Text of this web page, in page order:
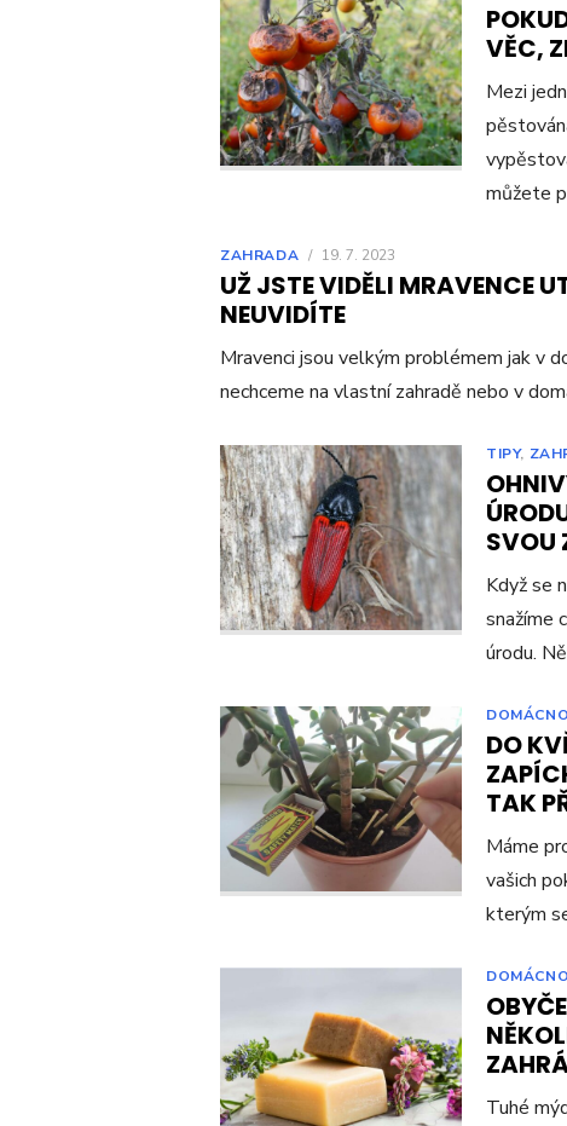
VĚC,
Mezi
můžete
ZAHRADA / 19. 7. 2023
UŽ JSTE VIDĚLI MRAVENCE
NEUVIDÍTE
Mravenci jsou velkým problémem jak v
nechceme na vlastní zahradě nebo v
TIPY,
SVOU
Když se
snažíme
úrodu.
DO
TAK
Máme
vašich
kterým
Tuhé